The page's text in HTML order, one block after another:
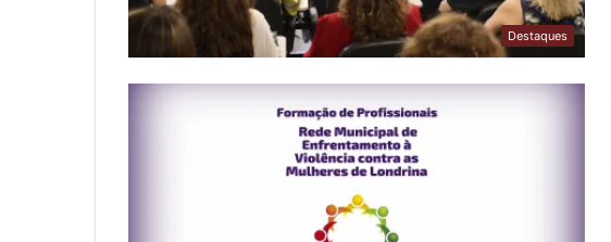
Destaques